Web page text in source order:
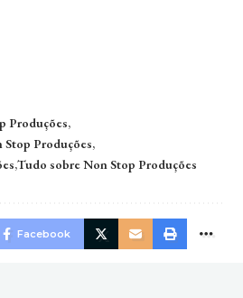
Produções
Stop Produções
Tudo sobre Non Stop Produções
Facebook